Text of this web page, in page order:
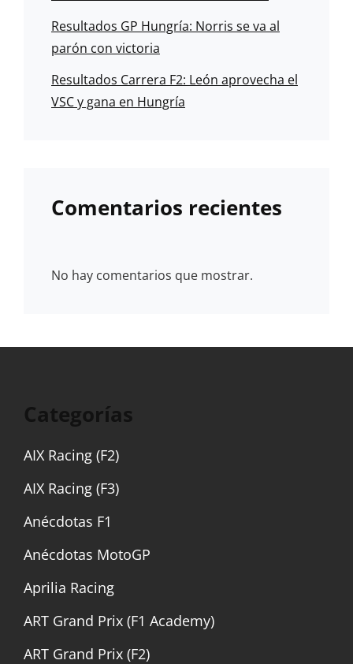
Resultados GP Hungría: Norris se va al
parón con victoria
Resultados Carrera F2: León aprovecha el
VSC y gana en Hungría
Comentarios recientes
No hay comentarios que mostrar.
Categorías
AIX Racing (F2)
AIX Racing (F3)
Anécdotas F1
Anécdotas MotoGP
Aprilia Racing
ART Grand Prix (F1 Academy)
ART Grand Prix (F2)